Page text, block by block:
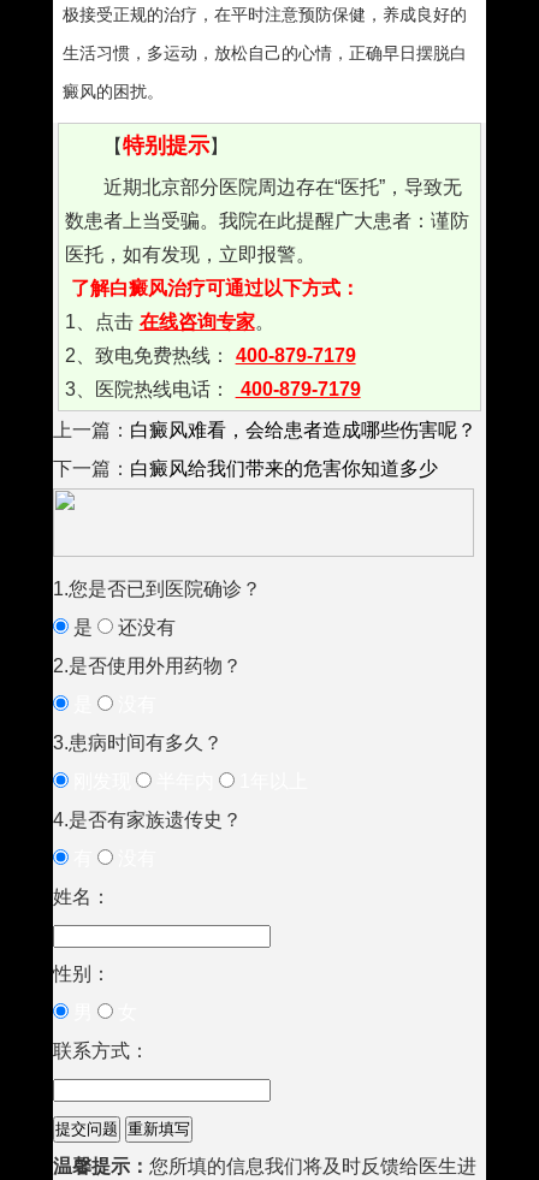
极接受正规的治疗，在平时注意预防保健，养成良好的
生活习惯，多运动，放松自己的心情，正确早日摆脱白
癜风的困扰。
【特别提示】
近期北京部分医院周边存在“医托”，导致无
数患者上当受骗。我院在此提醒广大患者：谨防
医托，如有发现，立即报警。
了解白癜风治疗可通过以下方式：
1、点击 在线咨询专家。
2、致电免费热线：
400-879-7179
3、医院热线电话：
400-879-7179
上一篇： 白癜风难看，会给患者造成哪些伤害呢？
下一篇： 白癜风给我们带来的危害你知道多少
1.您是否已到医院确诊？
是
还没有
2.是否使用外用药物？
3.患病时间有多久？
4.是否有家族遗传史？
姓名：
性别：
联系方式：
温馨提示： 您所填的信息我们将及时反馈给医生进